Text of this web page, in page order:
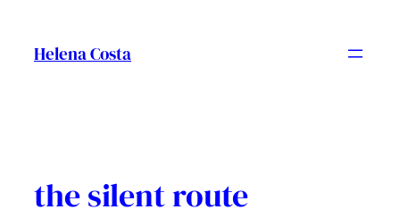
contingut
Helena Costa
the silent route